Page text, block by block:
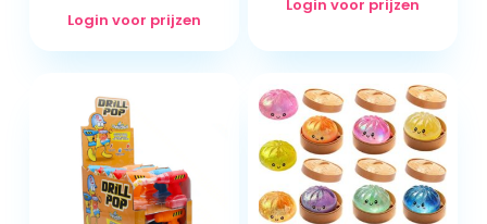
Login voor prijzen
Login voor prijzen